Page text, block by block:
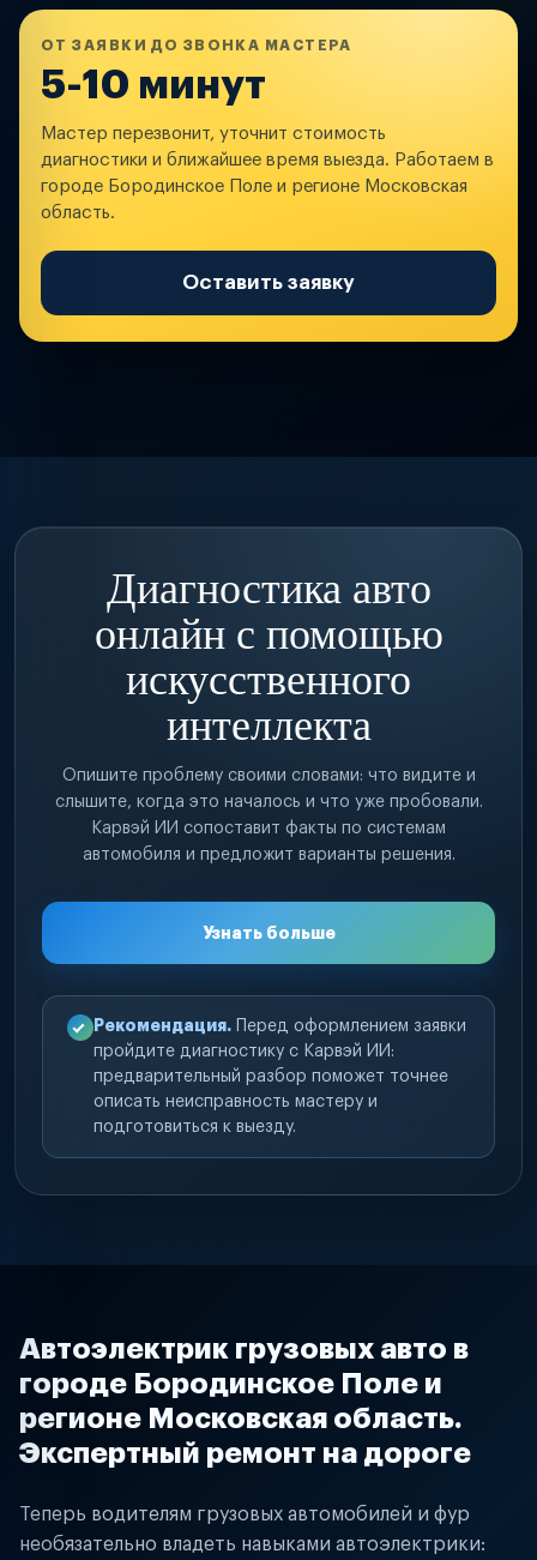
ОТ ЗАЯВКИ ДО ЗВОНКА МАСТЕРА
5-10 минут
Мастер перезвонит, уточнит стоимость
диагностики и ближайшее время выезда. Работаем в
городе Бородинское Поле и регионе Московская
область.
Оставить заявку
Диагностика авто
онлайн с помощью
искусственного
интеллекта
Опишите проблему своими словами: что видите и
слышите, когда это началось и что уже пробовали.
Карвэй ИИ сопоставит факты по системам
автомобиля и предложит варианты решения.
Узнать больше
Рекомендация. Перед оформлением заявки
пройдите диагностику с Карвэй ИИ:
предварительный разбор поможет точнее
описать неисправность мастеру и
подготовиться к выезду.
Автоэлектрик грузовых авто в
городе Бородинское Поле и
регионе Московская область.
Экспертный ремонт на дороге
Теперь водителям грузовых автомобилей и фур
необязательно владеть навыками автоэлектрики: